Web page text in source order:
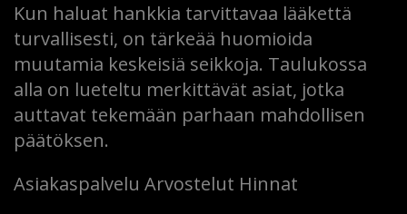
Kun haluat hankkia tarvittavaa lääkettä
turvallisesti, on tärkeää huomioida
muutamia keskeisiä seikkoja. Taulukossa
alla on lueteltu merkittävät asiat, jotka
auttavat tekemään parhaan mahdollisen
päätöksen.
Asiakaspalvelu Arvostelut Hinnat